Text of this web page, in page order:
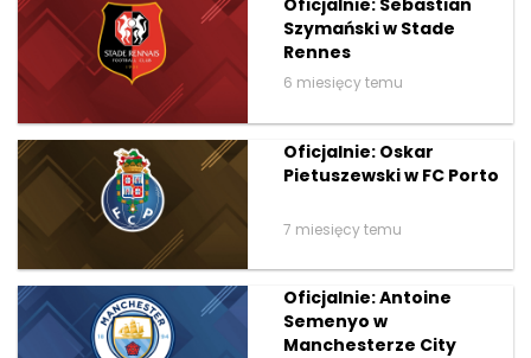
Oficjalnie: Sebastian
Szymański w Stade
Rennes
6 miesięcy temu
Oficjalnie: Oskar
Pietuszewski w FC Porto
7 miesięcy temu
Oficjalnie: Antoine
Semenyo w
Manchesterze City